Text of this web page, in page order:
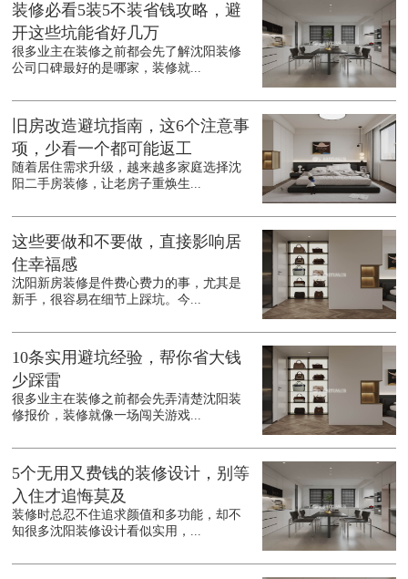
装修必看5装5不装省钱攻略，避
开这些坑能省好几万
很多业主在装修之前都会先了解沈阳装修
公司口碑最好的是哪家，装修就...
旧房改造避坑指南，这6个注意事
项，少看一个都可能返工
随着居住需求升级，越来越多家庭选择沈
阳二手房装修，让老房子重焕生...
这些要做和不要做，直接影响居
住幸福感
沈阳新房装修是件费心费力的事，尤其是
新手，很容易在细节上踩坑。今...
10条实用避坑经验，帮你省大钱
少踩雷
很多业主在装修之前都会先弄清楚沈阳装
修报价，装修就像一场闯关游戏...
5个无用又费钱的装修设计，别等
入住才追悔莫及
装修时总忍不住追求颜值和多功能，却不
知很多沈阳装修设计看似实用，...